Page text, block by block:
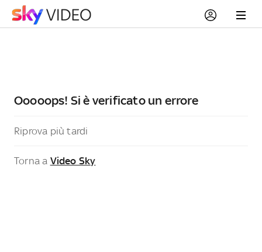
Ooooops! Si è verificato un errore
Riprova più tardi
Torna a Video Sky